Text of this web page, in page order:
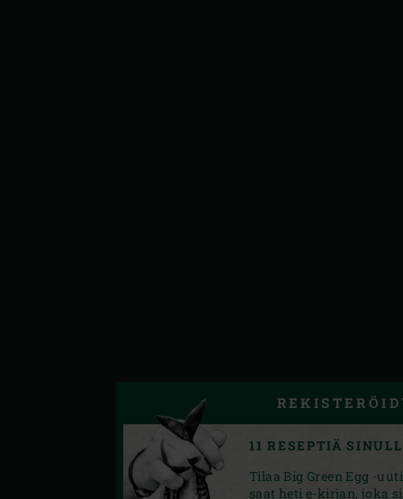
11 RESEPTIÄ
Tilaa Big Green Egg -
saat heti e-kirjan, joka